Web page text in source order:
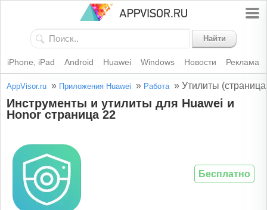
Найти
iPhone, iPad Android Huawei Windows Новости Реклама
AppVisor.ru » Приложения Huawei » Работа » Утилиты
Инструменты и утилиты для Huawei и
Honor страница 22
Бесплатно